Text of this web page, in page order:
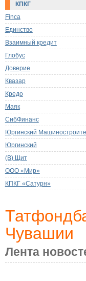
КПКГ
Finca
Единство
Взаимный кредит
Глобус
Доверие
Квазар
Кредо
Маяк
СибФинанс
Юргинский
Юргинский
(В) Щит
ООО «Мир»
КПКГ «Сатурн»
Чувашии
Лента